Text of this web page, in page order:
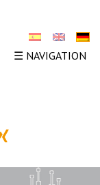
☰ NAVIGATION